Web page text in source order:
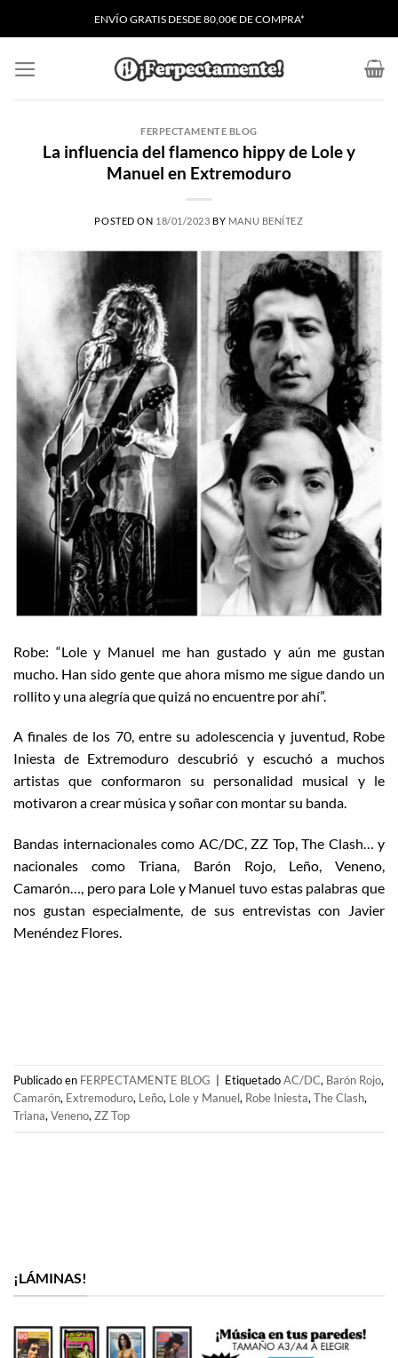
ENVÍO GRATIS DESDE 80,00€ DE COMPRA*
FERPECTAMENTE BLOG
La influencia del flamenco hippy de Lole y
Manuel en Extremoduro
POSTED ON 18/01/2023 BY MANU BENÍTEZ
Robe: “Lole y Manuel me han gustado y aún me gustan
mucho. Han sido gente que ahora mismo me sigue dando un
rollito y una alegría que quizá no encuentre por ahí”.
A finales de los 70, entre su adolescencia y juventud, Robe
Iniesta de Extremoduro descubrió y escuchó a muchos
artistas que conformaron su personalidad musical y le
motivaron a crear música y soñar con montar su banda.
Bandas internacionales como AC/DC, ZZ Top, The Clash… y
nacionales como Triana, Barón Rojo, Leño, Veneno,
Camarón…, pero para Lole y Manuel tuvo estas palabras que
nos gustan especialmente, de sus entrevistas con Javier
Menéndez Flores.
Publicado en FERPECTAMENTE BLOG EtiquetadoAC/DC, Barón Rojo,
Camarón, Extremoduro, Leño, Lole y Manuel, Robe Iniesta, The Clash,
Triana, Veneno, ZZ Top
¡LÁMINAS!